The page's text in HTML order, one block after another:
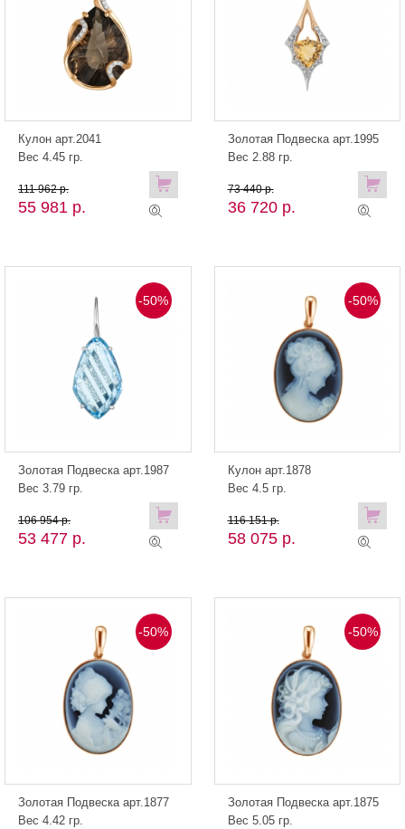
Кулон арт.2041
Вес 4.45 гр.
55 981 р.
111 962 р.
Золотая Подвеска арт.1995
Вес 2.88 гр.
36 720 р.
73 440 р.
-50%
Золотая Подвеска арт.1987
Вес 3.79 гр.
53 477 р.
106 954 р.
-50%
Кулон арт.1878
Вес 4.5 гр.
58 075 р.
116 151 р.
-50%
Золотая Подвеска арт.1877
Вес 4.42 гр.
-50%
Золотая Подвеска арт.1875
Вес 5.05 гр.